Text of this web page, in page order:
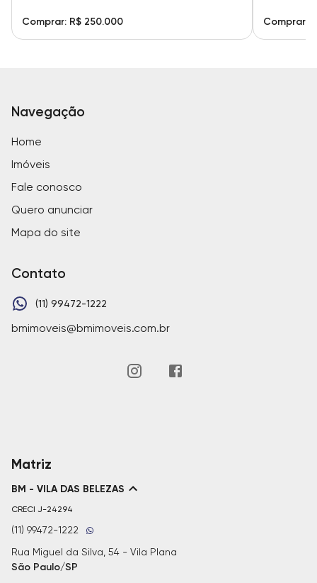
Comprar: R$ 250.000 Comprar:
Navegação
Home
Imóveis
Fale conosco
Quero anunciar
Mapa do site
Contato
(11) 99472-1222
bmimoveis@bmimoveis.com.br
Matriz
BM - VILA DAS BELEZAS
CRECI J-24294
(11) 99472-1222
Rua Miguel da Silva, 54 - Vila Plana
São Paulo/SP